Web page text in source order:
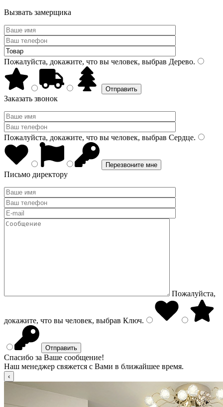
Вызвать замерщика
Пожалуйста, докажите, что вы человек, выбрав Дерево.
Заказать звонок
Пожалуйста, докажите, что вы человек, выбрав Сердце.
Письмо директору
Пожалуйста,
докажите, что вы человек, выбрав Ключ.
Спасибо за Ваше сообщение!
Наш менеджер свяжется с Вами в ближайшее время.